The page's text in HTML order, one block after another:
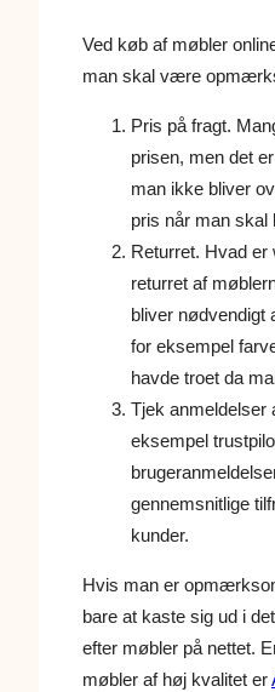
Ved køb af møbler
man skal være
Pris på fragt.
prisen, men det
man ikke bliver
pris når man skal
Returret. Hvad er
returret af
bliver nødvendigt
for eksempel
havde troet da
Tjek anmeldelser
eksempel
gennemsnitlige
kunder.
Hvis man er
bare at kaste sig ud i
efter møbler på nettet.
møbler af høj kvalitet er